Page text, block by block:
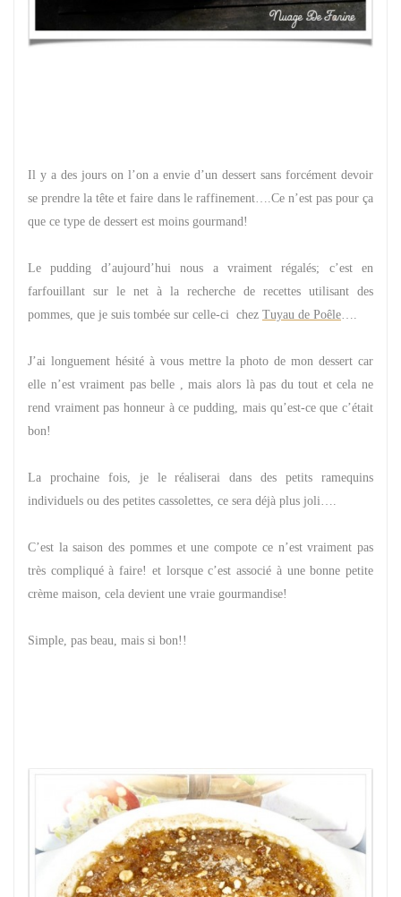
Il y a des jours on l’on a envie d’un dessert sans forcément devoir
se prendre la tête et faire dans le raffinement….Ce n’est pas pour ça
que ce type de dessert est moins gourmand!
Le pudding d’aujourd’hui nous a vraiment régalés; c’est en
farfouillant sur le net à la recherche de recettes utilisant des
pommes, que je suis tombée sur celle-ci chez Tuyau de Poêle….
J’ai longuement hésité à vous mettre la photo de mon dessert car
elle n’est vraiment pas belle , mais alors là pas du tout et cela ne
rend vraiment pas honneur à ce pudding, mais qu’est-ce que c’était
bon!
La prochaine fois, je le réaliserai dans des petits ramequins
individuels ou des petites cassolettes, ce sera déjà plus joli….
C’est la saison des pommes et une compote ce n’est vraiment pas
très compliqué à faire! et lorsque c’est associé à une bonne petite
crème maison, cela devient une vraie gourmandise!
Simple, pas beau, mais si bon!!